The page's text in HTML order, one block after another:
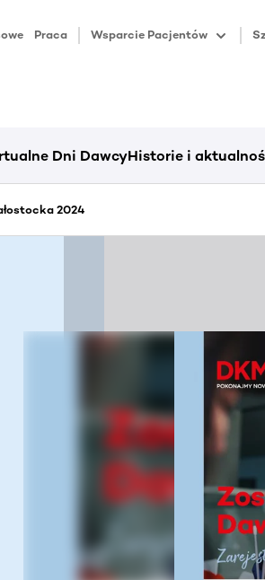
Praca Wsparcie Pacjentów
Dni DawcyHistorie i
2024